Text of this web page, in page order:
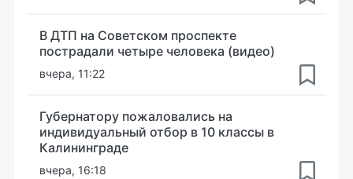
В ДТП на Советском проспекте
пострадали четыре человека (видео)
вчера, 11:22
Губернатору пожаловались на
индивидуальный отбор в 10 классы в
Калининграде
вчера, 16:18